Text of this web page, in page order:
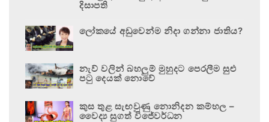
දිසාපති
ලෝකයේ අඩුවෙන්ම නිදා ගන්නා ජාතිය?
නැව් වලින් බහලුම් මුහුදට පෙරලීම සුළු
පටු දෙයක් නොවේ
කුස තුළ සැඟවුණු නොනිදන කම්හල –
වෛද්‍ය සුගත් විජේවර්ධන